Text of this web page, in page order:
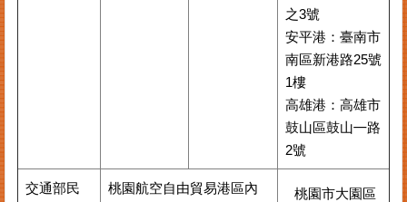
之3號
安平港：臺南市
南區新港路25號
1樓
高雄港：高雄市
鼓山區鼓山㇐路
2號
交通部民
桃園航空自由貿易港區內
桃園市大園區